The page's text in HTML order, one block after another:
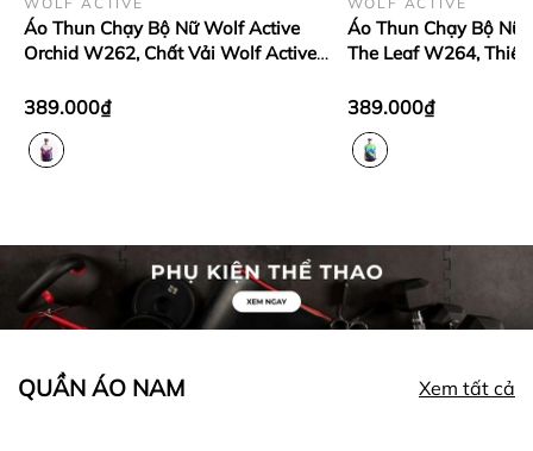
Áo Thun Chạy Bộ Nữ Wolf Active
Orchid W262, Chất Vải Wolf Active
389.000₫
Áo Thun Chạy Bộ Nữ
The Leaf W264, Thiết
389.000₫
QUẦN ÁO NAM Xem tất cả